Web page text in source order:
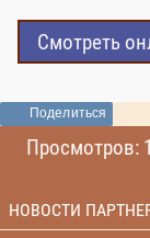
Смотреть
Поделиться
Просмотров:
НОВОСТИ